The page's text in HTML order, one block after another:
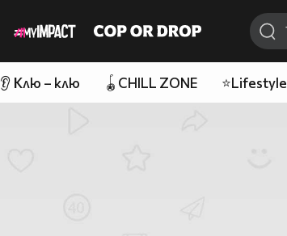
👂 Клю – клю 🪀CHILL ZONE ⭐Lifestyle